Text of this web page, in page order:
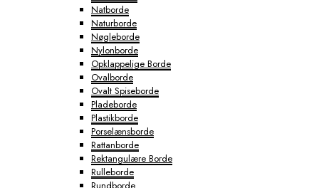
Natborde
Naturborde
Nøgleborde
Nylonborde
Opklappelige Borde
Ovalborde
Ovalt Spiseborde
Pladeborde
Plastikborde
Porselænsborde
Rattanborde
Rektangulære Borde
Rulleborde